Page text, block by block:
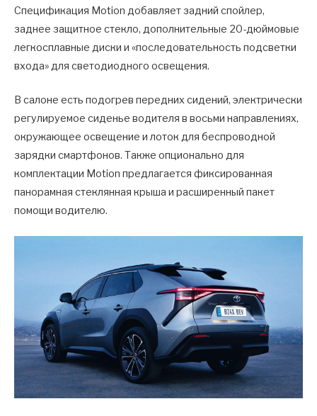
Спецификация Motion добавляет задний спойлер,
заднее защитное стекло, дополнительные 20-дюймовые
легкосплавные диски и «последовательность подсветки
входа» для светодиодного освещения.
В салоне есть подогрев передних сидений, электрически
регулируемое сиденье водителя в восьми направлениях,
окружающее освещение и лоток для беспроводной
зарядки смартфонов. Также опционально для
комплектации Motion предлагается фиксированная
панорамная стеклянная крыша и расширенный пакет
помощи водителю.